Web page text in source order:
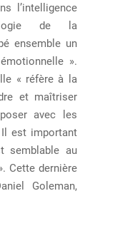
l’intelligence
de la
ensemble un
».
« réfère à la
et maîtriser
avec les
Il est important
semblable au
Cette dernière
Goleman,